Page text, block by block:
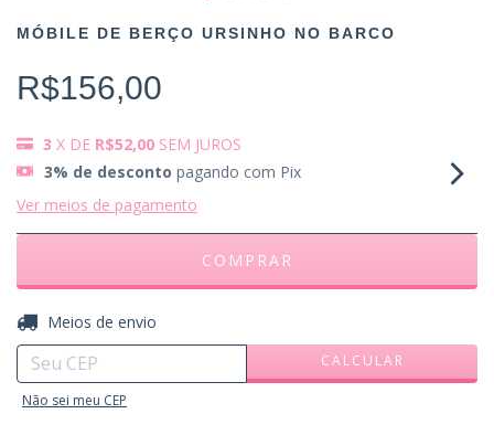
MÓBILE DE BERÇO URSINHO NO BARCO
R$156,00
3 X DE R$52,00 SEM JUROS
3% de desconto pagando com Pix
Ver meios de pagamento
Entregas para o CEP:
Meios de envio
CALCULAR
Não sei meu CEP